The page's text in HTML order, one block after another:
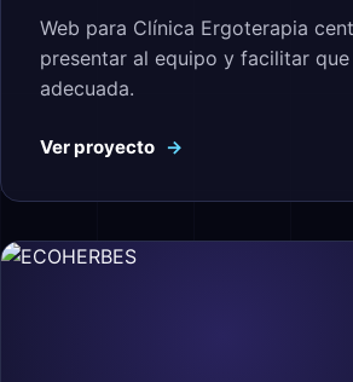
Web para Clínica Ergoterapia
presentar al equipo y facilitar
adecuada.
Ver proyecto →